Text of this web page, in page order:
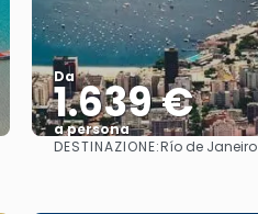
Da
1.639 €
a persona
Vedere
DESTINAZIONE:Río de Janeiro